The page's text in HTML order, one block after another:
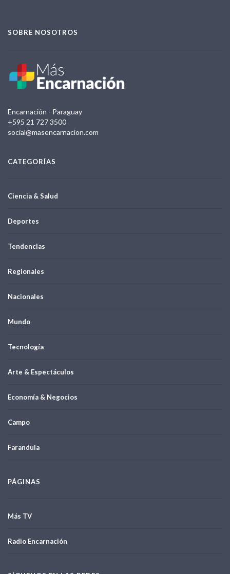
SOBRE NOSOTROS
Encarnación - Paraguay
+595 21 727 3500
social@masencarnacion.com
CATEGORÍAS
Ciencia & Salud
Deportes
Tendencias
Regionales
Nacionales
Mundo
Tecnología
Arte & Espectáculos
Economía & Negocios
Campo
Farandula
PÁGINAS
Más TV
Radio Encarnación